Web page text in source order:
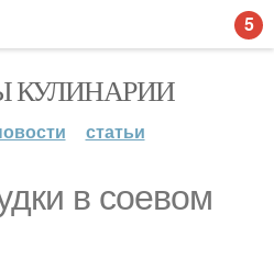
КУЛИНАРИИ
статьи
в соевом
5